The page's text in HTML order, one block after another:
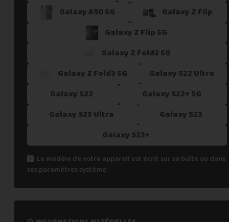
Galaxy A90 5G
Galaxy Z Flip
Galaxy Z Flip 5G
Galaxy Z Fold2 5G
Galaxy Z Fold3 5G
Galaxy S22 Ultra
Galaxy S22
Galaxy S22+ 5G
Galaxy S23 Ultra
Galaxy S23
Galaxy S23+
Le modèle de votre appareil est écrit sur sa boîte ou dans
ses paramètres système.